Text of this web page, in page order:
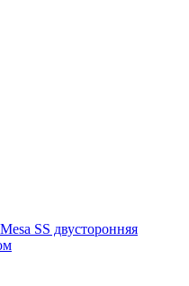
SS двусторонняя